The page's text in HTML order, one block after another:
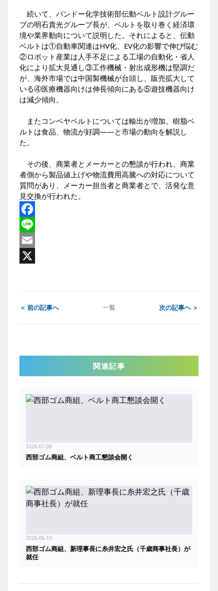
続いて、バンドー化学技術部伝動ベルト設計グルー
プの明石貴光グループ長が、ベルトを取り巻く経済環
境や業界動向について説明した。それによると、伝動
ベルトは①自動車関連はHV化、EV化の影響で伸び悩む
②ロボット産業は人手不足による工場の自動化・省人
化により拡大見通し③工作機械・射出成形機は堅調だ
が、海外市場では中国製機械が台頭し、販売拡大して
いる④医療機器向けは伸長傾向にある⑤遊技機器向け
は減少傾向。
またコンベヤベルトについては輸出が増加。樹脂ベ
ルトは食品、物流が好調――と市場の動向を解説し
た。
その後、商業者とメーカーとの懇談が行われ、商業
者側から製品値上げや物流費用高騰への対応について
質問があり、メーカー担当者と商業者とで、活発な意
見交換が行われた。
Facebook
Line
Email
＜ 前の記事へ 一覧 次の記事へ ＞
関連記事
2026-07-08
西部ゴム商組、ベルト商工懇談会開く
2026-06-10
西部ゴム商組、新理事長に糸井宏之氏（千歳商事社長）が
就任